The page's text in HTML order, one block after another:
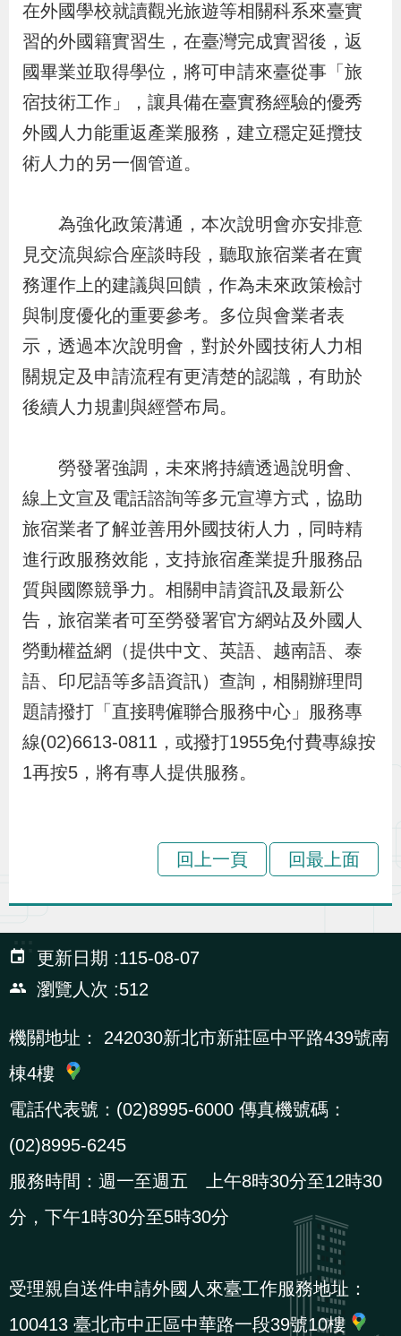
資
訊
安
全
政
策
網
站
資
料
開
放
檢
舉
貪
瀆
通
位
置
圖
在外國學校就讀觀光旅遊等相關科系來臺實
習的外國籍實習生，在臺灣完成實習後，返
國畢業並取得學位，將可申請來臺從事「旅
宿技術工作」，讓具備在臺實務經驗的優秀
外國人力能重返產業服務，建立穩定延攬技
術人力的另一個管道。
為強化政策溝通，本次說明會亦安排意
見交流與綜合座談時段，聽取旅宿業者在實
務運作上的建議與回饋，作為未來政策檢討
與制度優化的重要參考。多位與會業者表
示，透過本次說明會，對於外國技術人力相
關規定及申請流程有更清楚的認識，有助於
後續人力規劃與經營布局。
勞發署強調，未來將持續透過說明會、
線上文宣及電話諮詢等多元宣導方式，協助
旅宿業者了解並善用外國技術人力，同時精
進行政服務效能，支持旅宿產業提升服務品
質與國際競爭力。相關申請資訊及最新公
告，旅宿業者可至勞發署官方網站及外國人
勞動權益網（提供中文、英語、越南語、泰
語、印尼語等多語資訊）查詢，相關辦理問
題請撥打「直接聘僱聯合服務中心」服務專
線(02)6613-0811，或撥打1955免付費專線按
1再按5，將有專人提供服務。
回上一頁 回最上面
:::
更新日期
115-08-07
瀏覽人次
512
機關地址：
242030新北市新莊區中平路439號南
棟4樓
電話代表號：(02)8995-6000 傳真機號碼：
(02)8995-6245
服務時間：週一至週五 上午8時30分至12時30
分，下午1時30分至5時30分
受理親自送件申請外國人來臺工作服務地址：
100413 臺北市中正區中華路一段39號10樓